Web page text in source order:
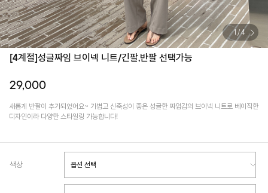
1 /4
[4계절]성글짜임 브이넥 니트/긴팔,반팔 선택가능
29,000
새롭게 반팔이 추가되었어요~ 가볍고 신축성이 좋은 성글한 짜임감의 브이넥 니트로 베이직한
디자인이라 다양한 스타일링 가능합니다!
색상